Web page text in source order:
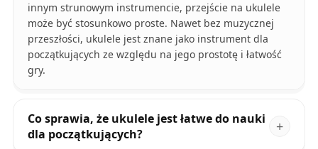
innym strunowym instrumencie, przejście na ukulele
może być stosunkowo proste. Nawet bez muzycznej
przeszłości, ukulele jest znane jako instrument dla
początkujących ze względu na jego prostotę i łatwość
gry.
Co sprawia, że ukulele jest łatwe do nauki
dla początkujących?